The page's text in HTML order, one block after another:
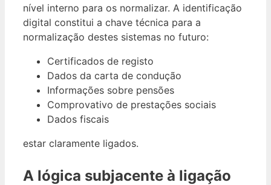
nível interno para os normalizar. A identificação
digital constitui a chave técnica para a
normalização destes sistemas no futuro:
Certificados de registo
Dados da carta de condução
Informações sobre pensões
Comprovativo de prestações sociais
Dados fiscais
estar claramente ligados.
A lógica subjacente à ligação